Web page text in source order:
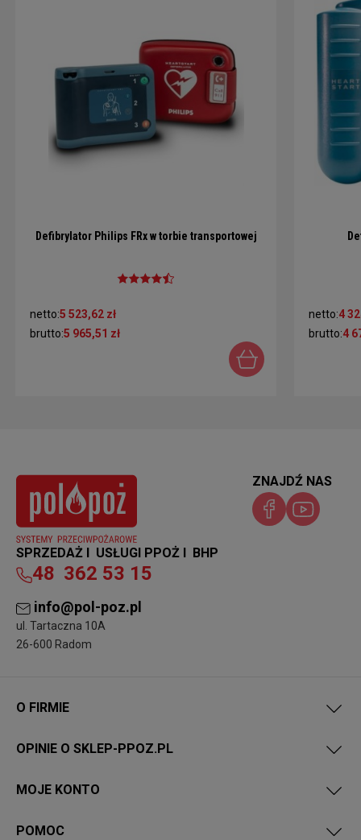
Defibrylator Philips FRx w torbie transportowej
netto:5 523,62 zł
brutto:5 965,51 zł
netto:4
brutto:4
SPRZEDAŻ I USŁUGI PPOŻ I BHP
48 362 53 15
info@pol-poz.pl
ul. Tartaczna 10A
26-600 Radom
ZNAJDŹ NAS
O FIRMIE
OPINIE O SKLEP-PPOZ.PL
MOJE KONTO
POMOC